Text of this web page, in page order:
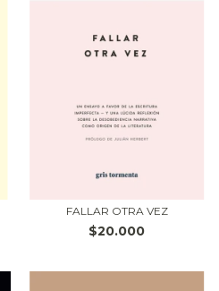
FALLAR OTRA VEZ
$20.000